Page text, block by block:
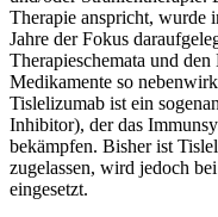
Therapie anspricht, wurde
Jahre der Fokus
Therapieschemata und
Medikamente so
Tislelizumab ist ein
Inhibitor), der das
bekämpfen. Bisher ist
zugelassen, wird jedoch
eingesetzt.